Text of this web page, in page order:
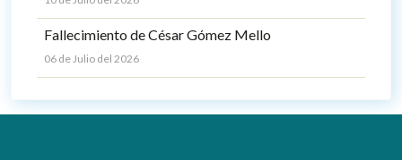
Fallecimiento de César Gómez Mello
06 de Julio del 2026